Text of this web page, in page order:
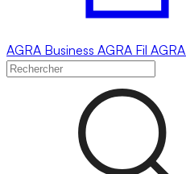
AGRA Business AGRA Fil AGRA